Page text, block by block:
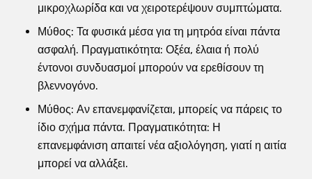
μικροχλωρίδα και να χειροτερέψουν συμπτώματα.
Μύθος: Τα φυσικά μέσα για τη μητρόα είναι πάντα
ασφαλή. Πραγματικότητα: Οξέα, έλαια ή πολύ
έντονοι συνδυασμοί μπορούν να ερεθίσουν τη
βλεννογόνο.
Μύθος: Αν επανεμφανίζεται, μπορείς να πάρεις το
ίδιο σχήμα πάντα. Πραγματικότητα: Η
επανεμφάνιση απαιτεί νέα αξιολόγηση, γιατί η αιτία
μπορεί να αλλάξει.